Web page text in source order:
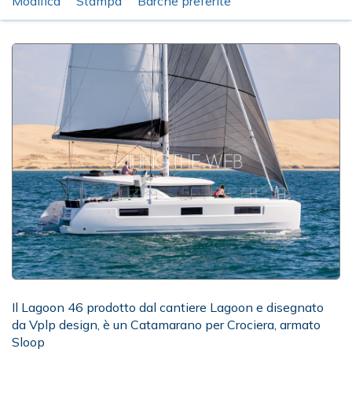
Il Lagoon 46 prodotto dal cantiere Lagoon e disegnato
da Vplp design, è un Catamarano per Crociera, armato
Sloop